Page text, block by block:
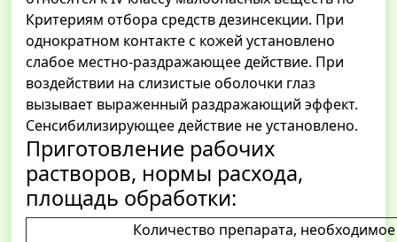
Критериям отбора средств дезинсекции. При
однократном контакте с кожей установлено
слабое местно-раздражающее действие. При
воздействии на слизистые оболочки глаз
вызывает выраженный раздражающий эффект.
Сенсибилизирующее действие не установлено.
Приготовление рабочих
растворов, нормы расхода,
площадь обработки:
Количество препарата,